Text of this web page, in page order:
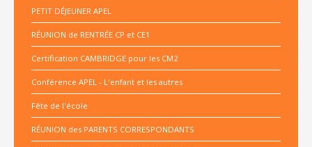
PETIT DÉJEUNER APEL
RÉUNION de RENTRÉE CP et CE1
Certification CAMBRIDGE pour les CM2
Conférence APEL - L'enfant et les autres
Fête de l'école
RÉUNION des PARENTS CORRESPONDANTS